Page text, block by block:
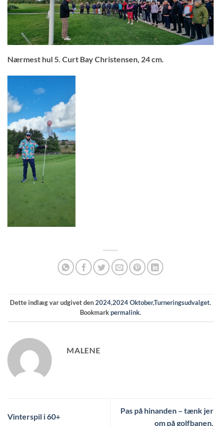
Nærmest hul 5. Curt Bay Christensen, 24 cm.
Dette indlæg var udgivet den2024,2024 Oktober,Turneringsudvalget.
Bookmarkpermalink.
MALENE
Vinterspil i 60+
Pas på hinanden – tænk jer
om på golfbanen.